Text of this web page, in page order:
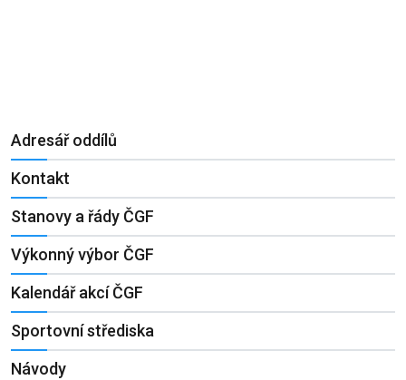
Adresář oddílů
Kontakt
Stanovy a řády ČGF
Výkonný výbor ČGF
Kalendář akcí ČGF
Sportovní střediska
Návody